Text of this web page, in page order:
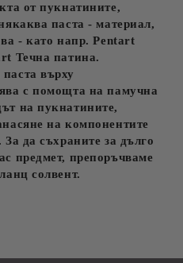
от пукнатините,
паста - материал,
- като напр. Pentart
Течна патина.
върху
с помощта на памучна
на пукнатините,
на компонентите
да съхраните за дълго
предмет, препоръчваме
солвент.